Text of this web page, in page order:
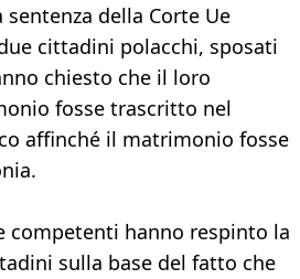
della Corte Ue
cittadini polacchi, sposati
chiesto che il loro
fosse trascritto nel
affinché il matrimonio fosse
competenti hanno respinto la
sulla base del fatto che